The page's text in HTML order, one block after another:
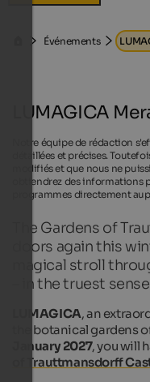
Événements
LUMAGICA
Notre équipe de rédaction
détaillées et précises.
modifiés et que nous ne
obtiendrez des informations
programmes directement
The Gardens of
doors again this
magical stroll
– in the truest
LUMAGICA, an
the botanical gardens
January 2027, you will
of Trauttmansdorff